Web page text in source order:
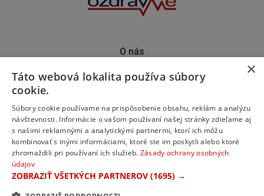
O nás
Predplatné
Podporte nás
×
Táto webová lokalita používa súbory
cookie.
Súbory cookie používame na prispôsobenie obsahu, reklám a analýzu
návštevnosti. Informácie o vašom používaní našej stránky zdieľame aj
s našimi reklamnými a analytickými partnermi, ktorí ich môžu
kombinovať s inými informáciami, ktoré ste im poskytli alebo ktoré
zhromaždili pri používaní ich služieb. Zásady ochrany osobných
údajov
ZOBRAZIŤ VŠETKÝCH PARTNEROV (1695) →